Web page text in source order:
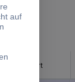
Produkt-Art